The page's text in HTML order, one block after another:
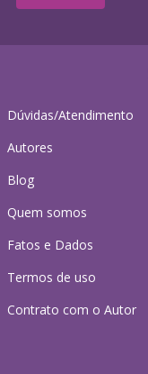
Dúvidas/Atendimento
Autores
Blog
Quem somos
Fatos e Dados
Termos de uso
Contrato com o Autor